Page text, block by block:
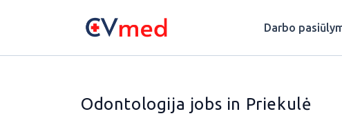
Darbo
Odontologija jobs in Priekulė